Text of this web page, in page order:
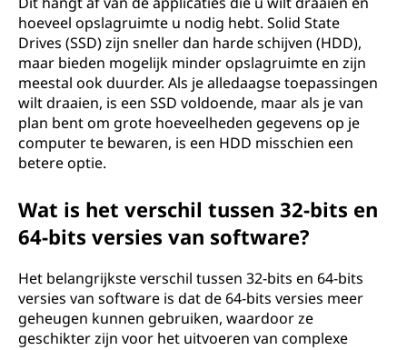
hoeveel opslagruimte u nodig hebt. Solid State
Drives (SSD) zijn sneller dan harde schijven (HDD),
maar bieden mogelijk minder opslagruimte en zijn
meestal ook duurder. Als je alledaagse toepassingen
wilt draaien, is een SSD voldoende, maar als je van
plan bent om grote hoeveelheden gegevens op je
computer te bewaren, is een HDD misschien een
betere optie.
Wat is het verschil tussen 32-bits en
64-bits versies van software?
Het belangrijkste verschil tussen 32-bits en 64-bits
versies van software is dat de 64-bits versies meer
geheugen kunnen gebruiken, waardoor ze
geschikter zijn voor het uitvoeren van complexe